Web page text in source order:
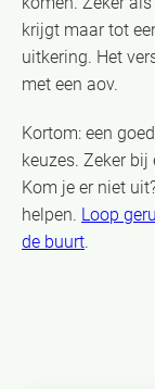
krijgt maar tot
uitkering. Het
met een aov.
Kortom: een
keuzes. Zeker
Kom je er niet
helpen. Loop
de buurt.